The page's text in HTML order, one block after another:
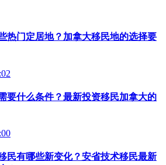
热门定居地？加拿大移民地的选择要
要什么条件？最新投资移民加拿大的
民有哪些新变化？安省技术移民最新